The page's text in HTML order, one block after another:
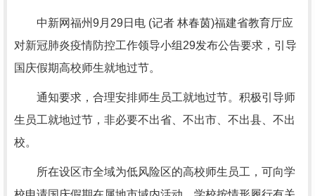
中新网福州9月29日电 (记者 林春茵)福建省教育厅应
对新冠肺炎疫情防控工作领导小组29发布公告要求，引导
国庆假期高校师生就地过节。
通知要求，合理安排师生员工就地过节。积极引导师
生员工就地过节，非必要不出省、不出市、不出县、不出
校。
所在设区市全域为低风险区的高校师生员工，可向学